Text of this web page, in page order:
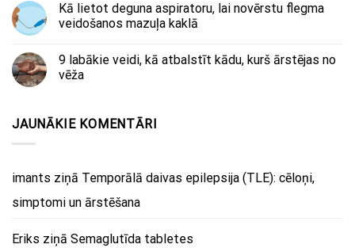
Kā lietot deguna aspiratoru, lai novērstu flegma
veidošanos mazuļa kaklā
9 labākie veidi, kā atbalstīt kādu, kurš ārstējas no
vēža
JAUNĀKIE KOMENTĀRI
imants ziņā Temporālā daivas epilepsija (TLE): cēloņi,
simptomi un ārstēšana
Eriks ziņā Semaglutīda tabletes